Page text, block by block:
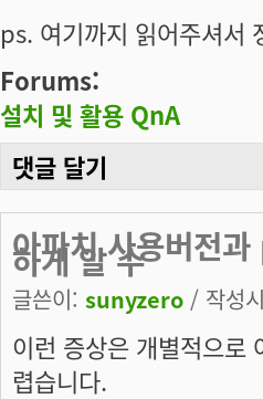
ps. 여기까지 읽어주셔서
Forums:
설치 및 활용 QnA
댓글 달기
아파치 사용버전
하게 알 수
글쓴이: sunyzero / 작성
이런 증상은 개별적으로
렵습니다.